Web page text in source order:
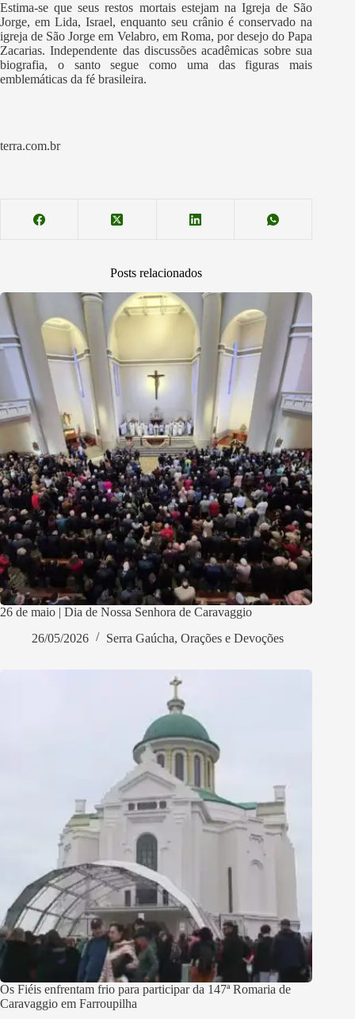
Estima-se que seus restos mortais estejam na Igreja de São
Jorge, em Lida, Israel, enquanto seu crânio é conservado na
igreja de São Jorge em Velabro, em Roma, por desejo do Papa
Zacarias. Independente das discussões acadêmicas sobre sua
biografia, o santo segue como uma das figuras mais
emblemáticas da fé brasileira.
terra.com.br
Posts relacionados
26 de maio | Dia de Nossa Senhora de Caravaggio
26/05/2026
Serra Gaúcha, Orações e Devoções
Os Fiéis enfrentam frio para participar da 147ª Romaria de
Caravaggio em Farroupilha